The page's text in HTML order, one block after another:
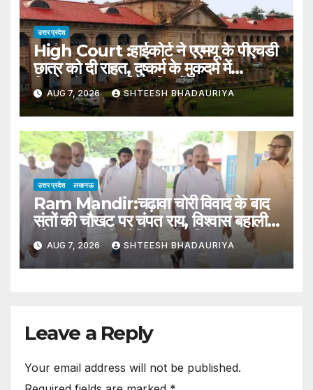
उत्तर प्रदेश
High Court :हाईकोर्ट ने एएमयू के पीएचडी
छात्र को दी राहत, दुष्कर्म के मुकदमे में
गिरफ्तारी पर लगाई अंतरिम रोक – High
Court Grants Relief To Amu
Phd Student; Stays Arrest In
Case.
AUG 7, 2026 SHTEESH BHADAURIYA
उत्तर प्रदेश लखनऊ
Ram Mandir:चढ़ावा चोरी विवाद के बाद
संतों की चौखट पर चंपत राय, विश्वास बहाली
और समन्वय की कोशिश का अभियान –
Champat Rai Visits Seers
Following Ram Mandir
AUG 7, 2026 SHTEESH BHADAURIYA
Leave a Reply
Your email address will not be published.